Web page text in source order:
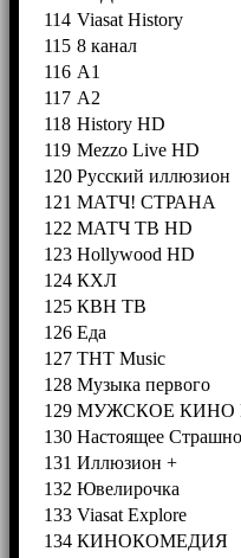
114 Viasat History
115 8 канал
116 A1
117 A2
118 History HD
119 Mezzo Live HD
120 Русский иллюзион
121 МАТЧ! СТРАНА
122 МАТЧ ТВ HD
123 Hollywood HD
124 КХЛ
125 КВН ТВ
126 Еда
127 ТНТ Music
128 Музыка первого
129 МУЖСКОЕ КИНО
130 Настоящее
131 Иллюзион +
132 Ювелирочка
133 Viasat Explore
134 КИНОКОМЕДИЯ